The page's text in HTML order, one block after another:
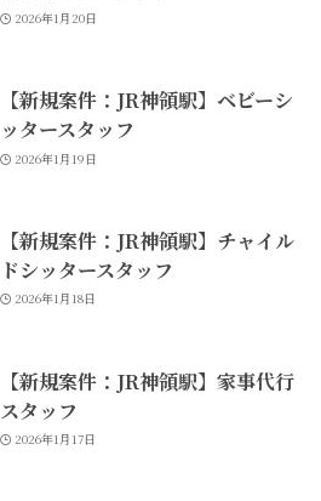
2026年1月20日
【新規案件：JR神領駅】ベビーシ
ッタースタッフ
2026年1月19日
【新規案件：JR神領駅】チャイル
ドシッタースタッフ
2026年1月18日
【新規案件：JR神領駅】家事代行
スタッフ
2026年1月17日